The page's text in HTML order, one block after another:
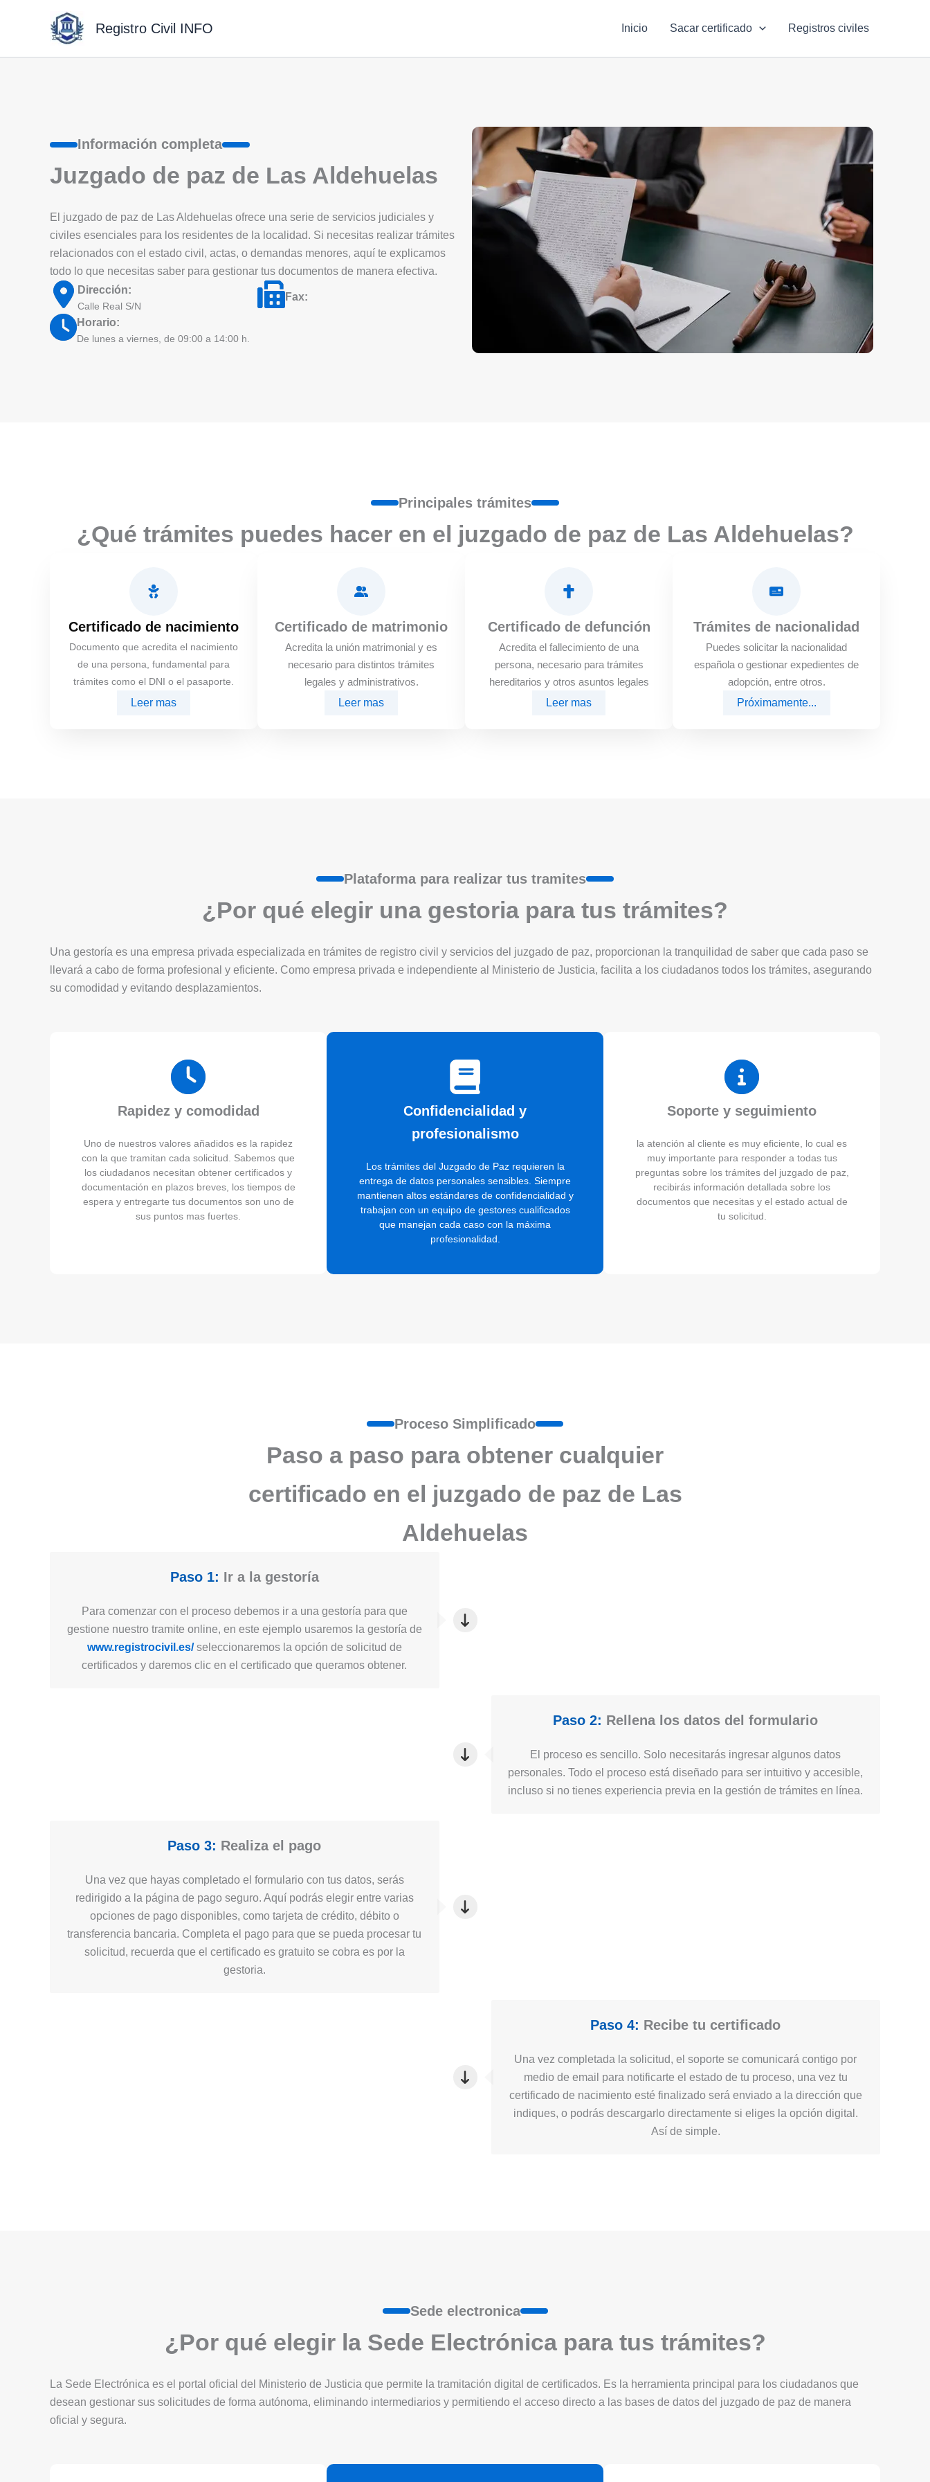
Registro Civil INFO Inicio Sacar certificado Registros civiles
Información completa
Juzgado de paz de Las Aldehuelas
El juzgado de paz de Las Aldehuelas ofrece una serie de servicios judiciales y
civiles esenciales para los residentes de la localidad. Si necesitas realizar trámites
relacionados con el estado civil, actas, o demandas menores, aquí te explicamos
todo lo que necesitas saber para gestionar tus documentos de manera efectiva.
Dirección:
Calle Real S/N
Fax:
Horario:
De lunes a viernes, de 09:00 a 14:00 h.
Principales trámites
¿Qué trámites puedes hacer en el juzgado de paz de Las Aldehuelas?
Certificado de nacimiento
Documento que acredita el nacimiento
de una persona, fundamental para
trámites como el DNI o el pasaporte.
Leer mas
Certificado de matrimonio
Acredita la unión matrimonial y es
necesario para distintos trámites
legales y administrativos.
Leer mas
Certificado de defunción
Acredita el fallecimiento de una
persona, necesario para trámites
hereditarios y otros asuntos legales
Leer mas
Trámites de nacionalidad
Puedes solicitar la nacionalidad
española o gestionar expedientes de
adopción, entre otros.
Próximamente...
Plataforma para realizar tus tramites
¿Por qué elegir una gestoria para tus trámites?
Una gestoría es una empresa privada especializada en trámites de registro civil y servicios del juzgado de paz, proporcionan la tranquilidad de saber que cada paso se
llevará a cabo de forma profesional y eficiente. Como empresa privada e independiente al Ministerio de Justicia, facilita a los ciudadanos todos los trámites, asegurando
su comodidad y evitando desplazamientos.
Rapidez y comodidad
Uno de nuestros valores añadidos es la rapidez
con la que tramitan cada solicitud. Sabemos que
los ciudadanos necesitan obtener certificados y
documentación en plazos breves, los tiempos de
espera y entregarte tus documentos son uno de
sus puntos mas fuertes.
Confidencialidad y
profesionalismo
Los trámites del Juzgado de Paz requieren la
entrega de datos personales sensibles. Siempre
mantienen altos estándares de confidencialidad y
trabajan con un equipo de gestores cualificados
que manejan cada caso con la máxima
profesionalidad.
Soporte y seguimiento
la atención al cliente es muy eficiente, lo cual es
muy importante para responder a todas tus
preguntas sobre los trámites del juzgado de paz,
recibirás información detallada sobre los
documentos que necesitas y el estado actual de
tu solicitud.
Proceso Simplificado
Paso a paso para obtener cualquier
certificado en el juzgado de paz de Las
Aldehuelas
Paso 1: Ir a la gestoría
Para comenzar con el proceso debemos ir a una gestoría para que
gestione nuestro tramite online, en este ejemplo usaremos la gestoría de
www.registrocivil.es/seleccionaremos la opción de solicitud de
certificados y daremos clic en el certificado que queramos obtener.
Paso 2: Rellena los datos del formulario
El proceso es sencillo. Solo necesitarás ingresar algunos datos
personales. Todo el proceso está diseñado para ser intuitivo y accesible,
incluso si no tienes experiencia previa en la gestión de trámites en línea.
Paso 3: Realiza el pago
Una vez que hayas completado el formulario con tus datos, serás
redirigido a la página de pago seguro. Aquí podrás elegir entre varias
opciones de pago disponibles, como tarjeta de crédito, débito o
transferencia bancaria. Completa el pago para que se pueda procesar tu
solicitud, recuerda que el certificado es gratuito se cobra es por la
gestoria.
Paso 4: Recibe tu certificado
Una vez completada la solicitud, el soporte se comunicará contigo por
medio de email para notificarte el estado de tu proceso, una vez tu
certificado de nacimiento esté finalizado será enviado a la dirección que
indiques, o podrás descargarlo directamente si eliges la opción digital.
Así de simple.
Sede electronica
¿Por qué elegir la Sede Electrónica para tus trámites?
La Sede Electrónica es el portal oficial del Ministerio de Justicia que permite la tramitación digital de certificados. Es la herramienta principal para los ciudadanos que
desean gestionar sus solicitudes de forma autónoma, eliminando intermediarios y permitiendo el acceso directo a las bases de datos del juzgado de paz de manera
oficial y segura.